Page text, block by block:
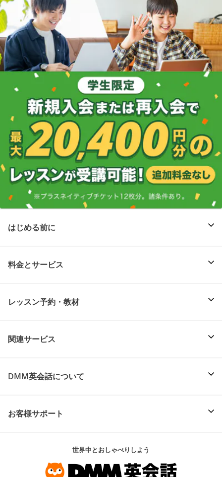
はじめる前に
料金とサービス
レッスン予約・教材
関連サービス
DMM英会話について
お客様サポート
世界中とおしゃべりしよう